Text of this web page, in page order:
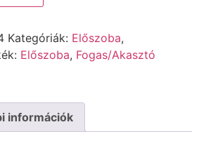
Kategóriák: Előszoba,
Előszoba, Fogas/Akasztó
információk